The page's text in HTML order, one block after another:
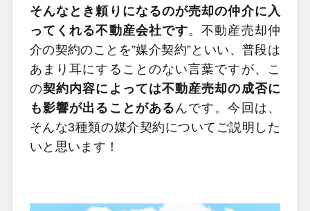
そんなとき頼りになるのが売却の仲介に入
ってくれる不動産会社です。不動産売却仲
介の契約のことを”媒介契約”といい、普段は
あまり耳にすることのない言葉ですが、こ
の契約内容によっては不動産売却の成否に
も影響が出ることがある んです。今回は、
そんな3種類の媒介契約についてご説明した
いと思います！